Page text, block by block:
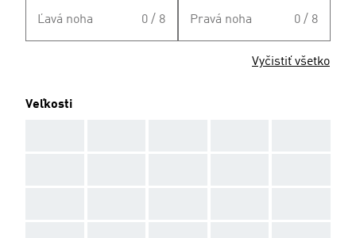
Ľavá noha 0 / 8 Pravá noha 0 / 8
Vyčistiť všetko
Veľkosti